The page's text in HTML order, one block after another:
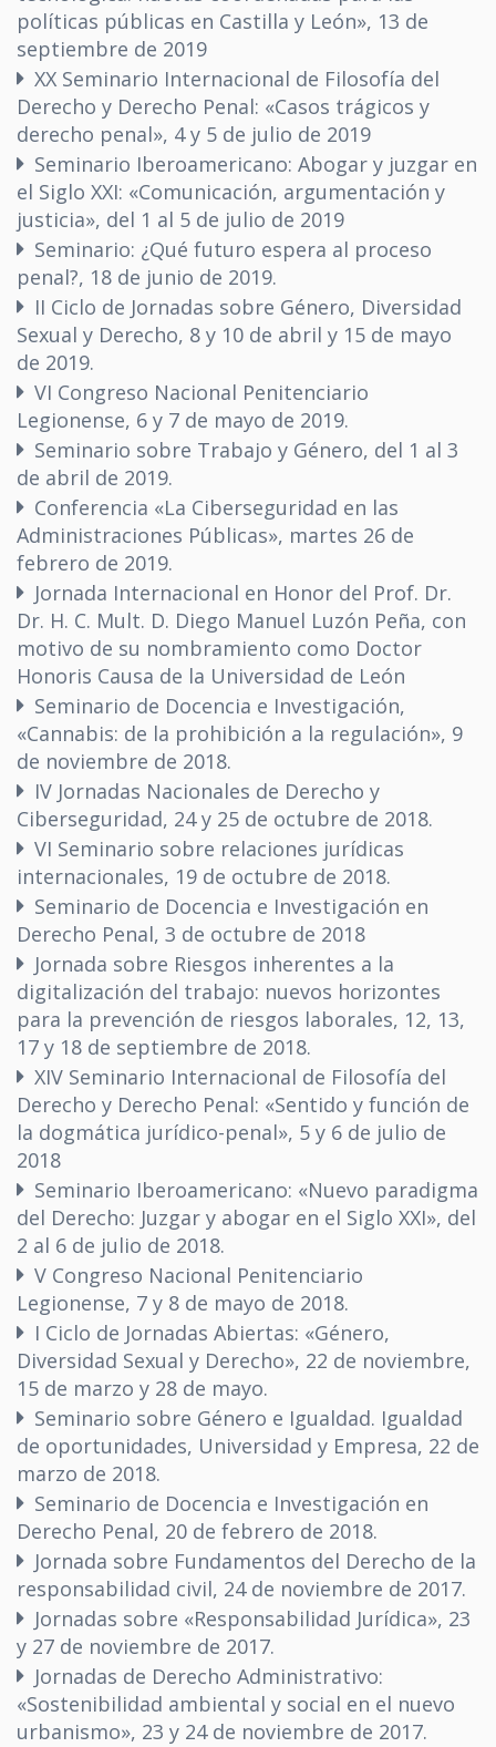
políticas públicas en Castilla y León», 13 de
septiembre de 2019
XX Seminario Internacional de Filosofía del
Derecho y Derecho Penal: «Casos trágicos y
derecho penal», 4 y 5 de julio de 2019
Seminario Iberoamericano: Abogar y juzgar en
el Siglo XXI: «Comunicación, argumentación y
justicia», del 1 al 5 de julio de 2019
Seminario: ¿Qué futuro espera al proceso
penal?, 18 de junio de 2019.
II Ciclo de Jornadas sobre Género, Diversidad
Sexual y Derecho, 8 y 10 de abril y 15 de mayo
de 2019.
VI Congreso Nacional Penitenciario
Legionense, 6 y 7 de mayo de 2019.
Seminario sobre Trabajo y Género, del 1 al 3
de abril de 2019.
Conferencia «La Ciberseguridad en las
Administraciones Públicas», martes 26 de
febrero de 2019.
Jornada Internacional en Honor del Prof. Dr.
Dr. H. C. Mult. D. Diego Manuel Luzón Peña, con
motivo de su nombramiento como Doctor
Honoris Causa de la Universidad de León
Seminario de Docencia e Investigación,
«Cannabis: de la prohibición a la regulación», 9
de noviembre de 2018.
IV Jornadas Nacionales de Derecho y
Ciberseguridad, 24 y 25 de octubre de 2018.
VI Seminario sobre relaciones jurídicas
internacionales, 19 de octubre de 2018.
Seminario de Docencia e Investigación en
Derecho Penal, 3 de octubre de 2018
Jornada sobre Riesgos inherentes a la
digitalización del trabajo: nuevos horizontes
para la prevención de riesgos laborales, 12, 13,
17 y 18 de septiembre de 2018.
XIV Seminario Internacional de Filosofía del
Derecho y Derecho Penal: «Sentido y función de
la dogmática jurídico-penal», 5 y 6 de julio de
2018
Seminario Iberoamericano: «Nuevo paradigma
del Derecho: Juzgar y abogar en el Siglo XXI», del
2 al 6 de julio de 2018.
V Congreso Nacional Penitenciario
Legionense, 7 y 8 de mayo de 2018.
I Ciclo de Jornadas Abiertas: «Género,
Diversidad Sexual y Derecho», 22 de noviembre,
15 de marzo y 28 de mayo.
Seminario sobre Género e Igualdad. Igualdad
de oportunidades, Universidad y Empresa, 22 de
marzo de 2018.
Seminario de Docencia e Investigación en
Derecho Penal, 20 de febrero de 2018.
Jornada sobre Fundamentos del Derecho de la
responsabilidad civil, 24 de noviembre de 2017.
Jornadas sobre «Responsabilidad Jurídica», 23
y 27 de noviembre de 2017.
Jornadas de Derecho Administrativo:
«Sostenibilidad ambiental y social en el nuevo
urbanismo», 23 y 24 de noviembre de 2017.